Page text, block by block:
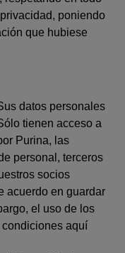
poniendo
que hubiese
datos personales
tienen acceso a
Purina, las
personal, terceros
socios
acuerdo en guardar
el uso de los
aquí